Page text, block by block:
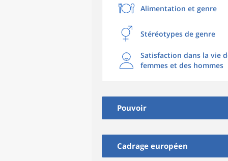
Alimentation et genre
Stéréotypes de genre
Satisfaction dans la vie
femmes et des hommes
Pouvoir
Cadrage européen